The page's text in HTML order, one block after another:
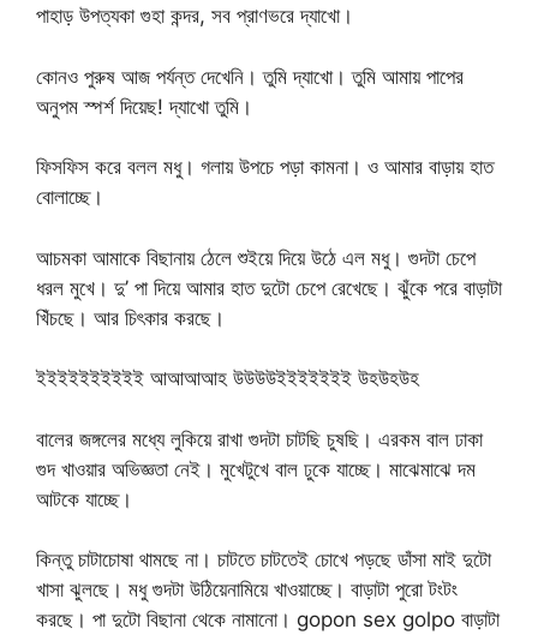
পাহাড় উপত্যকা গুহা কন্দর, সব প্রাণভরে দ্যাখো।
কোনও পুরুষ আজ পর্যন্ত দেখেনি। তুমি দ্যাখো। তুমি আমায় পাপের
অনুপম স্পর্শ দিয়েছ! দ্যাখো তুমি।
ফিসফিস করে বলল মধু। গলায় উপচে পড়া কামনা। ও আমার বাড়ায় হাত
বোলাচ্ছে।
আচমকা আমাকে বিছানায় ঠেলে শুইয়ে দিয়ে উঠে এল মধু। গুদটা চেপে
ধরল মুখে। দু’ পা দিয়ে আমার হাত দুটো চেপে রেখেছে। ঝুঁকে পরে বাড়াটা
খিঁচছে। আর চিৎকার করছে।
ইইইইইইইইইই আআআআহ উউউউইইইইইইই উহউহউহ
বালের জঙ্গলের মধ্যে লুকিয়ে রাখা গুদটা চাটছি চুষছি। এরকম বাল ঢাকা
গুদ খাওয়ার অভিজ্ঞতা নেই। মুখেটুখে বাল ঢুকে যাচ্ছে। মাঝেমাঝে দম
আটকে যাচ্ছে।
কিন্তু চাটাচোষা থামছে না। চাটতে চাটতেই চোখে পড়ছে ডাঁসা মাই দুটো
খাসা ঝুলছে। মধু গুদটা উঠিয়েনামিয়ে খাওয়াচ্ছে। বাড়াটা পুরো টংটং
করছে। পা দুটো বিছানা থেকে নামানো। gopon sex golpo বাড়াটা